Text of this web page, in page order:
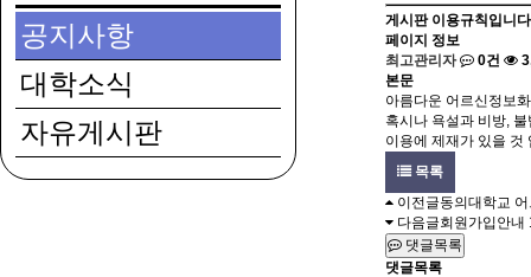
게시판 이용규칙입니
페이지 정보
최고관리자
0건
본문
아름다운 어르신정보
혹시나 욕설과 비방,
이용에 제재가 있을 것
목록
이전글동의대학교
다음글회원가입안내
댓글목록
댓글목록
공지사항
대학소식
자유게시판